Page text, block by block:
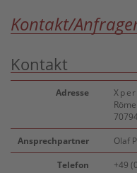
Kontakt/
Kontakt
Adresse
Ansprechpartner
Olaf
Telefon
+49